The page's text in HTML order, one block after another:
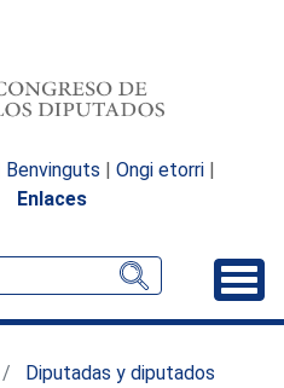
Benvinguts | Ongi etorri |
Enlaces
Diputadas y diputados